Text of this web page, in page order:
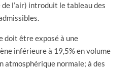
l’air) introduit le tableau des
doit être exposé à une
inférieure à 19,5% en volume
atmosphérique normale; à des